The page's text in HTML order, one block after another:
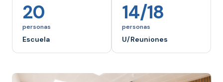
20
personas
Escuela
14/18
personas
U/Reuniones